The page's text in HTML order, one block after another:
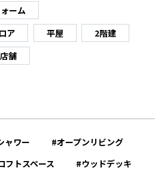
ーム
ア
平屋
2階建
店舗
ャワー
オープンリビング
フトスペース
ウッドデッキ